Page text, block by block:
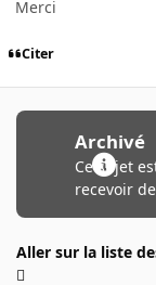
Merci
Citer
Archivé
Ce sujet
recevoir
Aller sur la liste